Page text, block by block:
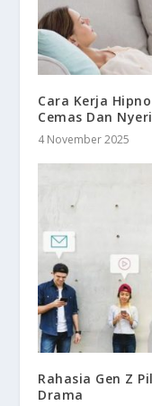
Cara Kerja
Cemas Dan
4 November 2025
Rahasia Gen Z
Drama